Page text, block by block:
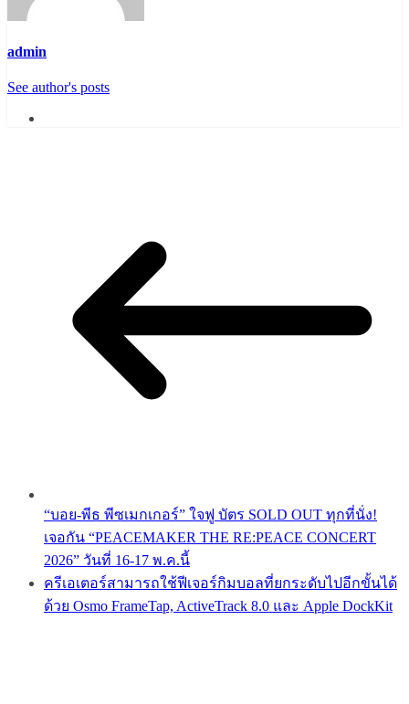
admin
See author's posts
“บอย-พีธ พีซเมกเกอร์” ใจฟู บัตร SOLD OUT ทุกที่นั่ง!
เจอกัน “PEACEMAKER THE RE:PEACE CONCERT
2026” วันที่ 16-17 พ.ค.นี้
ครีเอเตอร์สามารถใช้ฟีเจอร์กิมบอลที่ยกระดับไปอีกขั้นได้
ด้วย Osmo FrameTap, ActiveTrack 8.0 และ Apple DockKit